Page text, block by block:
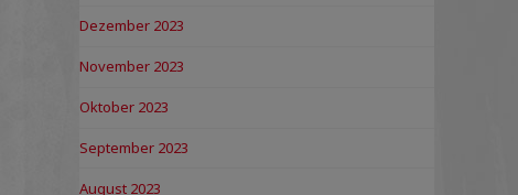
Dezember 2023
November 2023
Oktober 2023
September 2023
August 2023